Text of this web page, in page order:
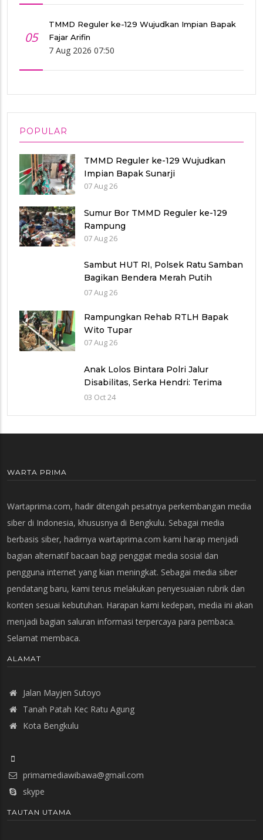
05
TMMD Reguler ke-129 Wujudkan Impian Bapak
Fajar Arifin
7 Aug 2026 07:50
POPULAR
TMMD Reguler ke-129 Wujudkan
Impian Bapak Sunarji
07 Aug 26
Sumur Bor TMMD Reguler ke-129
Rampung
07 Aug 26
Sambut HUT RI, Polsek Ratu Samban
Bagikan Bendera Merah Putih
kepada Warga
07 Aug 26
Rampungkan Rehab RTLH Bapak
Wito Tupar
07 Aug 26
Anak Lolos Bintara Polri Jalur
Disabilitas, Serka Hendri: Terima
Kasih Kapolri
03 Oct 24
WARTA PRIMA
Wartaprima.com, hadir ditengah pesatnya perkembangan media
siber di Indonesia, khususnya di Bengkulu. Sebagai media
berbasis siber, hadirnya wartaprima.com kami harap menjadi
bagian alternatif bacaan bagi penggiat media sosial dan
pengguna internet yang kian meningkat. Sebagai media siber
pendatang baru, kami terus melakukan penyesuaian rubrik dan
konten sesuai kebutuhan. Harapan kami kedepan, media ini akan
menjadi bagian saluran informasi terpercaya para pembaca.
Selamat membaca.
ALAMAT
Jalan Mayjen Sutoyo
Tanah Patah Kec Ratu Agung
Kota Bengkulu
primamediawibawa@gmail.com
skype
TAUTAN UTAMA